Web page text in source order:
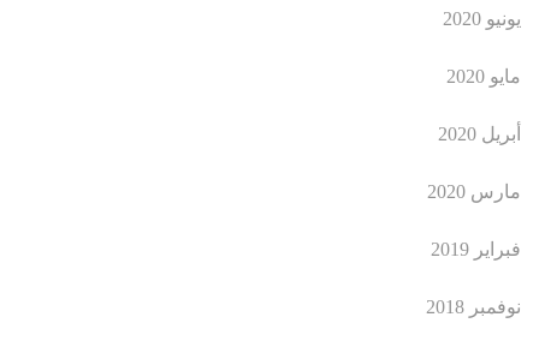
يونيو 2020
مايو 2020
أبريل 2020
مارس 2020
فبراير 2019
نوفمبر 2018